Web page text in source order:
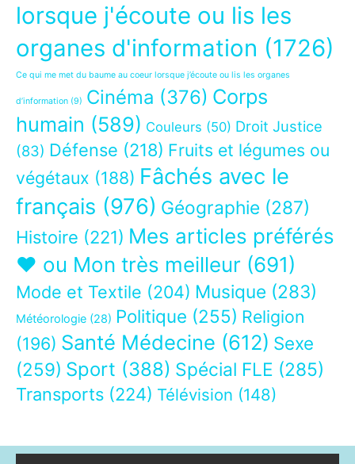
lorsque j'écoute ou lis les
organes d'information (1726)
Ce qui me met du baume au coeur lorsque j’écoute ou lis les organes
d’information (9) Cinéma (376) Corps
humain (589) Couleurs (50) Droit Justice
(83) Défense (218) Fruits et légumes ou
végétaux (188) Fâchés avec le
français (976) Géographie (287)
Histoire (221) Mes articles préférés
❤ ou Mon très meilleur (691)
Mode et Textile (204) Musique (283)
Météorologie (28) Politique (255) Religion
(196) Santé Médecine (612) Sexe
(259) Sport (388) Spécial FLE (285)
Transports (224) Télévision (148)